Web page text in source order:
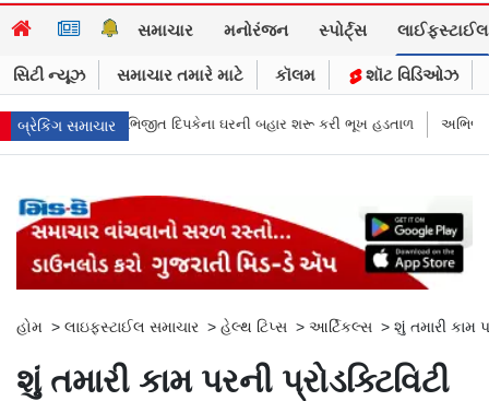
સમાચાર મનોરંજન સ્પોર્ટ્સ લાઈફસ્ટાઈલ
સિટી ન્યૂઝ સમાચાર તમારે માટે કૉલમ શૉટ વિડિઓઝ
બ્રેકિંગ સમાચાર
ઘરની બહાર શરૂ કરી ભૂખ હડતાળ અભિજીત દિપકેએ CJPની નવી નીતિ જાહેર
હોમ > લાઇફસ્ટાઈલ સમાચાર > હેલ્થ ટિપ્સ > આર્ટિકલ્સ > શું તમારી કામ
શું તમારી કામ પરની પ્રોડક્ટિવિટી